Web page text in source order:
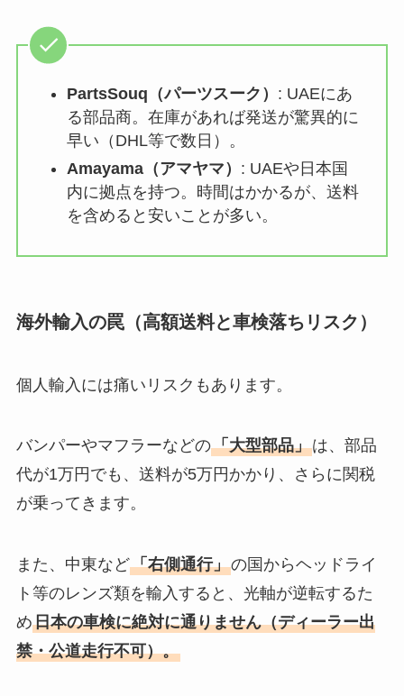
PartsSouq（パーツスーク） : UAEにあ
る部品商。在庫があれば発送が驚異的に
早い（DHL等で数日）。
Amayama（アマヤマ） : UAEや日本国
内に拠点を持つ。時間はかかるが、送料
を含めると安いことが多い。
海外輸入の罠（高額送料と車検落ちリスク）
個人輸入には痛いリスクもあります。
バンパーやマフラーなどの「大型部品」は、部品
代が1万円でも、送料が5万円かかり、さらに関税
が乗ってきます。
また、中東など「右側通行」の国からヘッドライ
ト等のレンズ類を輸入すると、光軸が逆転するた
め日本の車検に絶対に通りません（ディーラー出
禁・公道走行不可）。